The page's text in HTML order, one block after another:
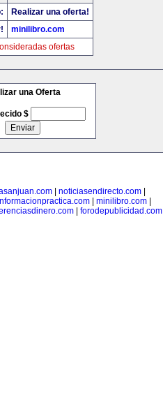
Realizar una oferta!
minilibro.com
ofertas
una Oferta
$
noticiasendirecto.com
minilibro.com
forodepublicidad.com